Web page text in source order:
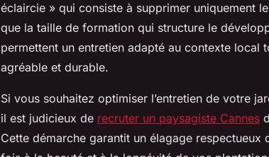
éclaircie » qui consiste à supprimer uniquement
que la taille de formation qui structure le
permettent un entretien adapté au contexte local
agréable et durable.
Si vous souhaitez optimiser l’entretien de votre
il est judicieux de recruter un paysagiste Cannes
Cette démarche garantit un élagage